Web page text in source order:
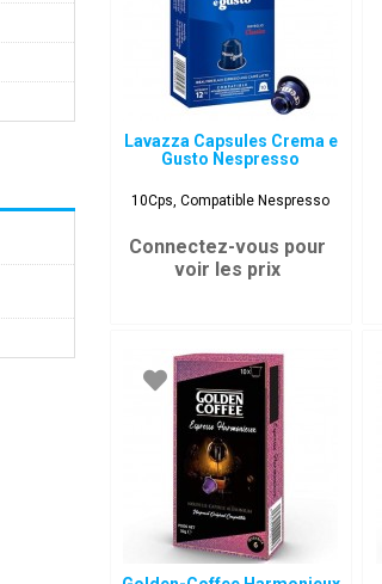
Lavazza Capsules Crema e
Gusto Nespresso
10Cps, Compatible Nespresso
Connectez-vous pour
voir les prix